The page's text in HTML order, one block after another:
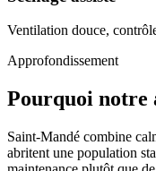
Ventilation douce,
Approfondissement
Pourquoi notre
Saint-Mandé combine
abritent une population